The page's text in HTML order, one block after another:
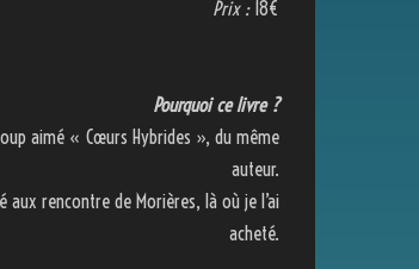
Prix :18€
Pourquoi ce livre ?
aimé « Cœurs Hybrides », du même
auteur.
aux rencontre de Morières, là où je l’ai
acheté.